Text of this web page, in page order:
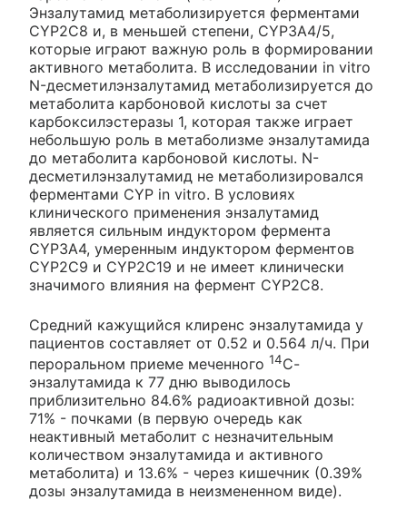
Энзалутамид метаболизируется ферментами
CYP2C8 и, в меньшей степени, CYP3A4/5,
которые играют важную роль в формировании
активного метаболита. В исследовании in vitro
N-десметилэнзалутамид метаболизируется до
метаболита карбоновой кислоты за счет
карбоксилэстеразы 1, которая также играет
небольшую роль в метаболизме энзалутамида
до метаболита карбоновой кислоты. N-
десметилэнзалутамид не метаболизировался
ферментами CYP in vitro. В условиях
клинического применения энзалутамид
является сильным индуктором фермента
CYP3A4, умеренным индуктором ферментов
CYP2C9 и CYP2C19 и не имеет клинически
значимого влияния на фермент CYP2C8.
Средний кажущийся клиренс энзалутамида у
пациентов составляет от 0.52 и 0.564 л/ч. При
пероральном приеме меченного 14С-
энзалутамида к 77 дню выводилось
приблизительно 84.6% радиоактивной дозы:
71% - почками (в первую очередь как
неактивный метаболит с незначительным
количеством энзалутамида и активного
метаболита) и 13.6% - через кишечник (0.39%
дозы энзалутамида в неизмененном виде).